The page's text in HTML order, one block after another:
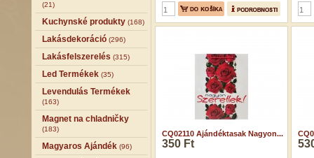
(21)
Kuchynské produkty (168)
Lakásdekoráció (296)
Lakásfelszerelés (315)
Led Termékek (35)
Levendulás Termékek
(163)
Magnet na chladničky
(183)
Magyaros Ajándék (96)
CQ02110 Ajándéktasak Nagyon...
350 Ft